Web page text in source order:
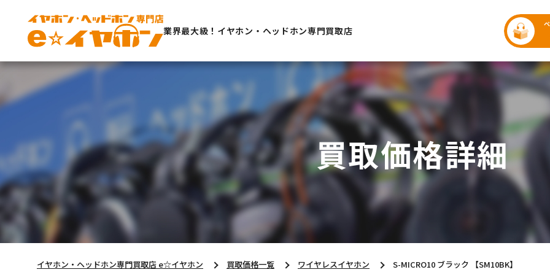
業界最大級！イヤホン・ヘッドホン専門買取店
買取価格詳細
イヤホン・ヘッドホン専門買取店 e☆イヤホン 買取価格一覧 ワイヤレスイヤホン S-MICRO10 ブラック 【SM10BK】